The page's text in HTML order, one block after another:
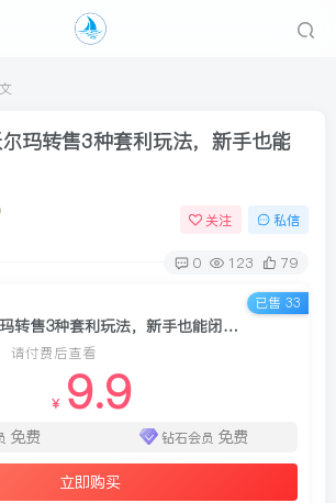
玛转售3种套利玩法，新手也能
关注 私信
0 123 79
5小时速成！沃尔玛转售3种套利玩法，新手也能闭眼賺差价
请付费后查看
￥ 9.9
免费 钻石会员 免费
立即购买
已售 33